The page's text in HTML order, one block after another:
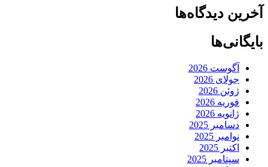
آخرین دیدگاه‌ها
بایگانی‌ها
آگوست 2026
جولای 2026
ژوئن 2026
فوریه 2026
ژانویه 2026
دسامبر 2025
نوامبر 2025
اکتبر 2025
سپتامبر 2025